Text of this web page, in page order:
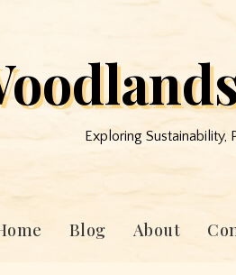
Exploring Sustainability,
Blog About